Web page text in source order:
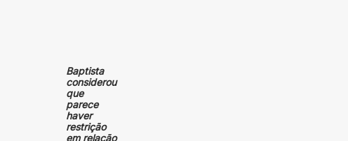
Baptista
considerou
que
parece
haver
restrição
em relação